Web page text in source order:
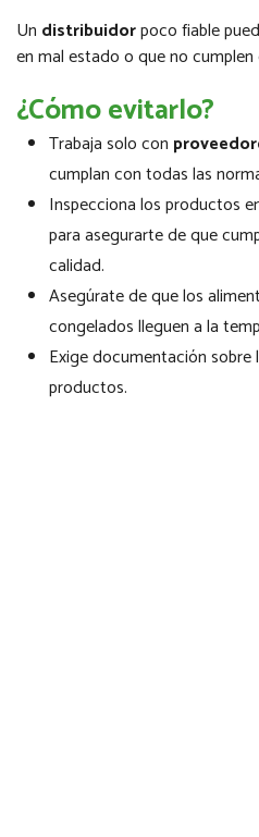
Un distribuidorpoco fiable
en mal estado o que no
¿Cómo evitarlo?
Trabaja solo con
cumplan con todas las
Inspecciona los productos
para asegurarte de que
calidad.
Asegúrate de que los
congelados lleguen a la
Exige documentación sobre
productos.